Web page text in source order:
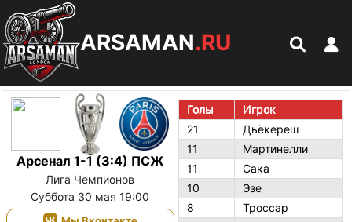
ARSAMAN.RU
Арсенал 1-1 (3:4) ПСЖ
Лига Чемпионов
Суббота 30 мая 19:00
Голы
Игрок
21
Дьёкереш
11
Мартинелли
11
Сака
10
Эзе
8
Троссар